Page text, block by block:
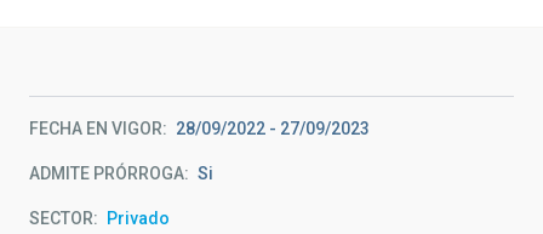
FECHA EN VIGOR 28/09/2022 - 27/09/2023
ADMITE PRÓRROGA Si
SECTOR Privado